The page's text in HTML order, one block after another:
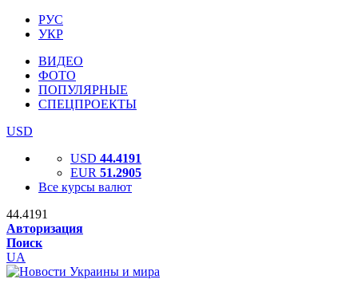
РУС
УКР
ВИДЕО
ФОТО
ПОПУЛЯРНЫЕ
СПЕЦПРОЕКТЫ
USD
USD 44.4191
EUR 51.2905
Все курсы валют
44.4191
Авторизация
Поиск
UA